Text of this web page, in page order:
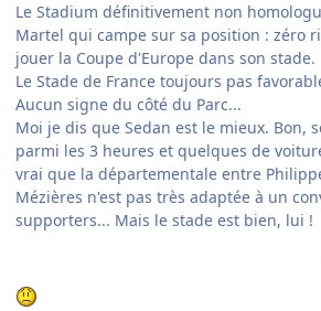
Le Stadium définitivement non
Martel qui campe sur sa position : zéro
jouer la Coupe d'Europe dans son stade.
Le Stade de France toujours pas
Aucun signe du côté du Parc...
Moi je dis que Sedan est le mieux. Bon,
parmi les 3 heures et quelques de
vrai que la départementale entre
Mézières n'est pas très adaptée à un
supporters... Mais le stade est bien, lui !